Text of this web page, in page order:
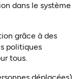
dans le système
grâce à des
politiques
tous.